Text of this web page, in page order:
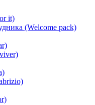
it)
(Welcome pack)